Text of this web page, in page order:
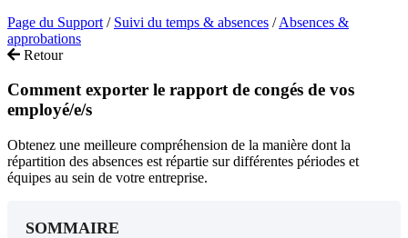
Page du Support / Suivi du temps & absences / Absences &
approbations
Retour
Comment exporter le rapport de congés de vos
employé/e/s
Obtenez une meilleure compréhension de la manière dont la
répartition des absences est répartie sur différentes périodes et
équipes au sein de votre entreprise.
SOMMAIRE